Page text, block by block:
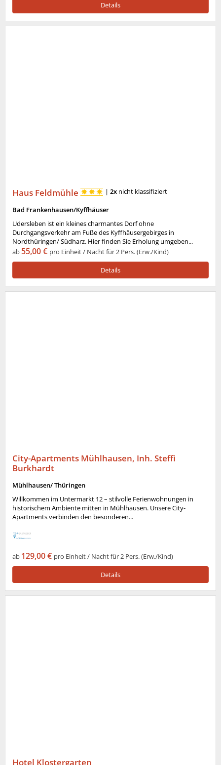
Details
Haus Feldmühle | 2x nicht klassifiziert
Bad Frankenhausen/Kyffhäuser
Udersleben ist ein kleines charmantes Dorf ohne
Durchgangsverkehr am Fuße des Kyffhäusergebirges in
Nordthüringen/ Südharz. Hier finden Sie Erholung umgeben...
ab 55,00 € pro Einheit / Nacht für 2 Pers. (Erw./Kind)
Details
City-Apartments Mühlhausen, Inh. Steffi
Burkhardt
Mühlhausen/ Thüringen
Willkommen im Untermarkt 12 – stilvolle Ferienwohnungen in
historischem Ambiente mitten in Mühlhausen. Unsere City-
Apartments verbinden den besonderen...
ab 129,00 € pro Einheit / Nacht für 2 Pers. (Erw./Kind)
Details
Hotel Klostergarten